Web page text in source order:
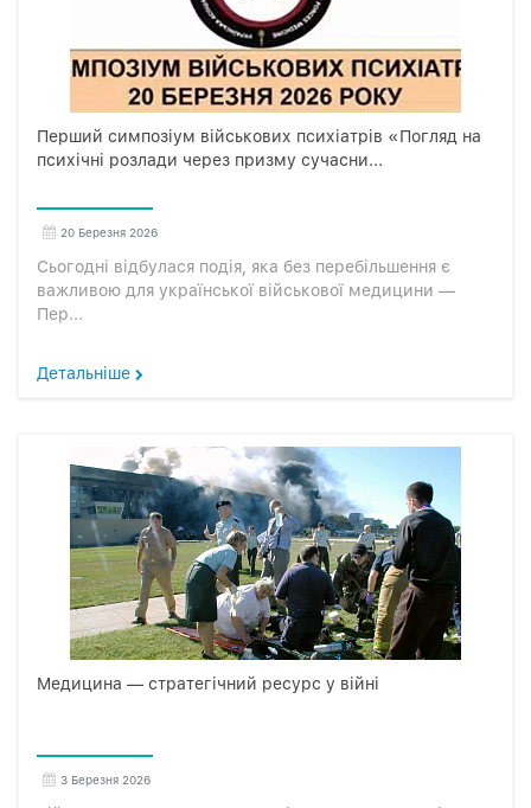
Перший симпозіум військових психіатрів «Погляд на
психічні розлади через призму сучасни...
20 Березня 2026
Сьогодні відбулася подія, яка без перебільшення є
важливою для української військової медицини —
Пер...
Детальніше
Медицина — стратегічний ресурс у війні
3 Березня 2026